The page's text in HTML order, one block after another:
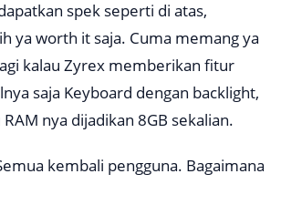
spek seperti di atas,
ya worth it saja. Cuma memang ya
kalau Zyrex memberikan fitur
saja Keyboard dengan backlight,
nya dijadikan 8GB sekalian.
kembali pengguna. Bagaimana